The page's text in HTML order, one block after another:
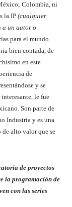
Colombia, ni
la IP (cualquier
a un autor o
para el mundo
bien contada, de
en este
de
y se
le fue
Son parte de
Industria y es una
de alto valor que se
de proyectos
la programación de
con las series